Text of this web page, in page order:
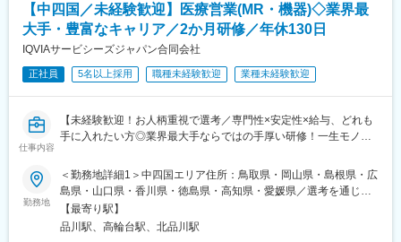
自身の売上・営業活動が患者さんのQOLの向上や病気から救うこ
とに繋がるため、やりがいをもって営業できます。
＜頑張りは適切に評価＞
成果に応じた評価制度が整っており、頑張り次第で大幅な年収UP
■福利厚生（転勤を伴う場合）：
＜社宅制度（法人契約）＞
・住居契約初期経費：会社負担（上限設定あり）
・入居時の引越し費用：会社負担（会社指定業者）
変更の範囲：会社の定める業務
務、あるいは本社スタッフとしてMR経験を活かした業務に就くな
どのキャリアパスもございます。
■特徴：
(1)充実した教育体制：
・製品研修（約2週間～2ヶ月、プロジェクトによる）：入社オリ
・継続教育：APS COLLEGEという当社オリジナルの教育システ
ムがございます。まず、G（ジェネラル）MRとして基礎を身に着
て「医療経営士」の取得を目指していただくことも可能です。
(2)プロジェクトマネジメント体制：プロジェクトマネージャー、
スーパーバイザーが日々の活動をフォローします。定期的な連絡
や面談のほか、必要に応じて素早くバックアップに入るなど、MR
として結果を出せるように万全のサポート体制を整えています。
【中四国／未経験歓迎】医療営業(MR・機器)◇業界最
大手・豊富なキャリア／2か月研修／年休130日
IQVIAサービシーズジャパン合同会社
正社員 5名以上採用 職種未経験歓迎 業種未経験歓迎
仕事内容
【未経験歓迎！お人柄重視で選考／専門性×安定性×給与、どれも
手に入れたい方◎業界最大手ならではの手厚い研修！一生モノの
パス豊富】
＼そもそも「MR」とは？／
「医薬情報提供者」と呼ばれる専門資格を取得して活動する営業
職です。IQVIAのお客様である国内医薬品メーカーにて、医薬品の
勤務地
＜勤務地詳細1＞中四国エリア住所：鳥取県・岡山県・島根県・広
島県・山口県・香川県・徳島県・高知県・愛媛県／選考を通じて
決定します 受動喫煙対策：屋内全面禁煙＜勤務地詳細2＞本社住
所：東京都港区高輪4-10-18 京急第1ビル勤務地最寄駅：JR各線／
【最寄り駅】
品川駅、高輪台駅、北品川駅